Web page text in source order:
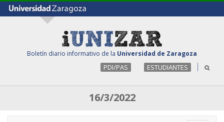
Boletín diario informativo de la Universidad de Zaragoza
PDI/PAS ESTUDIANTES
16/3/2022